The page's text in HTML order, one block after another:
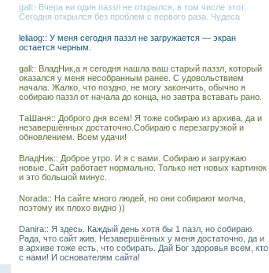
gall:: Вчера ни один паззл не открылся, в том числе этот.
Сегодня открылся без проблем с первого раза. Чудеса
leliaog:: У меня сегодня паззл не загружается — экран
остается черным.
gall:: ВладНик,а я сегодня нашла ваш старый паззл, который
оказался у меня несобранным ранее. С удовольствием
начала. Жалко, что поздно, не могу закончить, обычно я
собираю паззл от начала до конца, но завтра вставать рано.
ТаШаня:: Доброго дня всем! Я тоже собираю из архива, да и
незавершённых достаточно.Собираю с перезагрузкой и
обновлением. Всем удачи!
ВладНик:: Доброе утро. И я с вами. Собираю и загружаю
новые. Сайт работает нормально. Только нет новых картинок
и это большой минус.
Norada:: На сайте много людей, но они собирают молча,
поэтому их плохо видно ))
Danira:: Я здесь. Каждый день хотя бы 1 пазл, но собираю.
Рада, что сайт жив. Незавершённых у меня достаточно, да и
в архиве тоже есть, что собирать. Дай Бог здоровья всем, кто
с нами! И основателям сайта!